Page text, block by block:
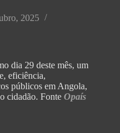
2025
dia 29 deste mês, um
eficiência,
públicos em Angola,
cidadão. Fonte Opaís